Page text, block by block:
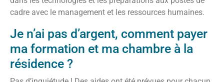
cadre avec le management et les ressources humaines.
Je n’ai pas d’argent, comment payer
ma formation et ma chambre à la
résidence ?